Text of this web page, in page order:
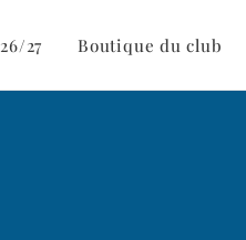
27 Boutique du club